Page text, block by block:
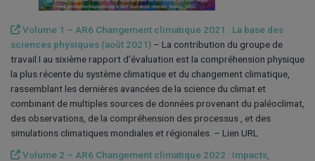
Volume 1 – AR6 Changement climatique 2021 : La base des
sciences physiques (août 2021) – La contribution du groupe de
travail I au sixième rapport d’évaluation est la compréhension physique
la plus récente du système climatique et du changement climatique,
rassemblant les dernières avancées de la science du climat et
combinant de multiples sources de données provenant du paléoclimat,
des observations, de la compréhension des processus , et des
simulations climatiques mondiales et régionales. – Lien URL
Volume 2 – AR6 Changement climatique 2022 : Impacts,